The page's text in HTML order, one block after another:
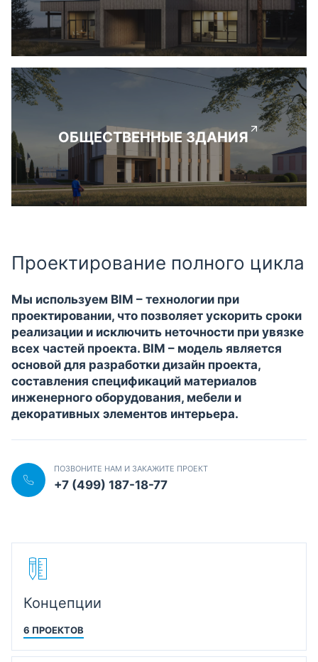
ОБЩЕСТВЕННЫЕ ЗДАНИЯ
Проектирование полного цикла
Мы используем BIM – технологии при
проектировании, что позволяет ускорить сроки
реализации и исключить неточности при увязке
всех частей проекта. BIM – модель является
основой для разработки дизайн проекта,
составления спецификаций материалов
инженерного оборудования, мебели и
декоративных элементов интерьера.
ПОЗВОНИТЕ НАМ И ЗАКАЖИТЕ ПРОЕКТ
+7 (499) 187-18-77
Концепции
6 ПРОЕКТОВ